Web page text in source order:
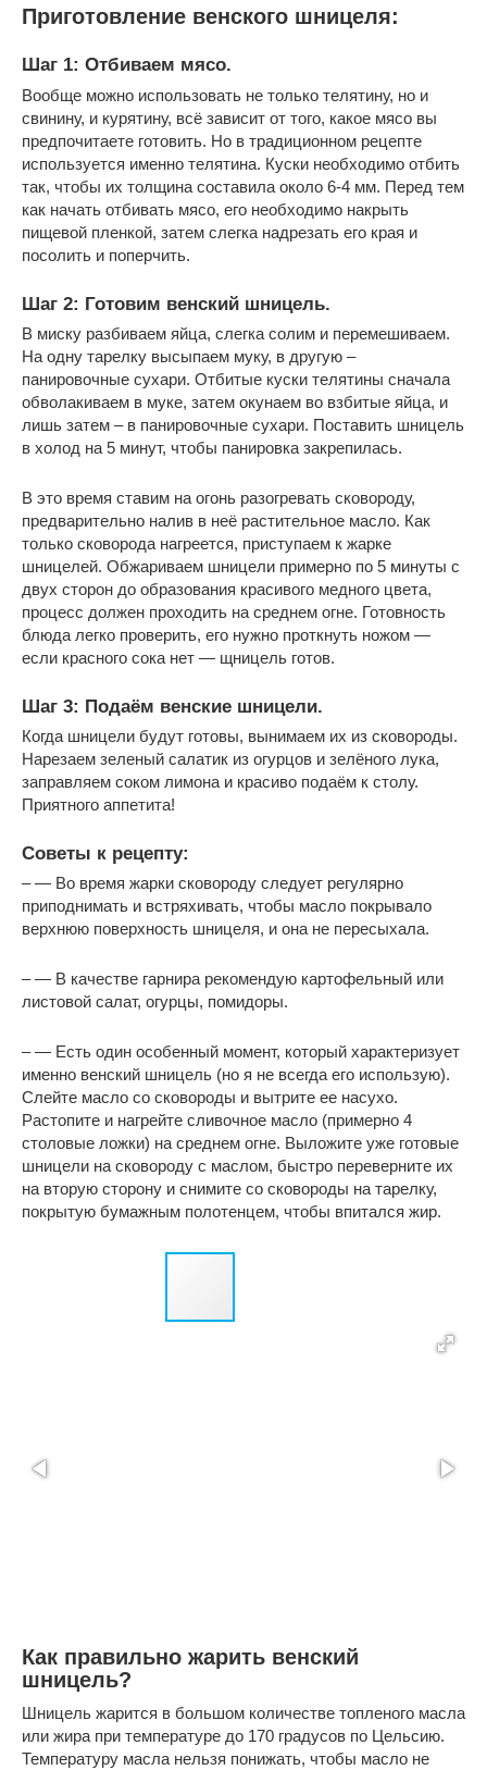
Приготовление венского шницеля:
Шаг 1: Отбиваем мясо.
Вообще можно использовать не только телятину, но и
свинину, и курятину, всё зависит от того, какое мясо вы
предпочитаете готовить. Но в традиционном рецепте
используется именно телятина. Куски необходимо отбить
так, чтобы их толщина составила около 6-4 мм. Перед тем
как начать отбивать мясо, его необходимо накрыть
пищевой пленкой, затем слегка надрезать его края и
посолить и поперчить.
Шаг 2: Готовим венский шницель.
В миску разбиваем яйца, слегка солим и перемешиваем.
На одну тарелку высыпаем муку, в другую –
панировочные сухари. Отбитые куски телятины сначала
обволакиваем в муке, затем окунаем во взбитые яйца, и
лишь затем – в панировочные сухари. Поставить шницель
в холод на 5 минут, чтобы панировка закрепилась.
В это время ставим на огонь разогревать сковороду,
предварительно налив в неё растительное масло. Как
только сковорода нагреется, приступаем к жарке
шницелей. Обжариваем шницели примерно по 5 минуты с
двух сторон до образования красивого медного цвета,
процесс должен проходить на среднем огне. Готовность
блюда легко проверить, его нужно проткнуть ножом —
если красного сока нет — щницель готов.
Шаг 3: Подаём венские шницели.
Когда шницели будут готовы, вынимаем их из сковороды.
Нарезаем зеленый салатик из огурцов и зелёного лука,
заправляем соком лимона и красиво подаём к столу.
Приятного аппетита!
Советы к рецепту:
– — Во время жарки сковороду следует регулярно
приподнимать и встряхивать, чтобы масло покрывало
верхнюю поверхность шницеля, и она не пересыхала.
– — В качестве гарнира рекомендую картофельный или
листовой салат, огурцы, помидоры.
– — Есть один особенный момент, который характеризует
именно венский шницель (но я не всегда его использую).
Слейте масло со сковороды и вытрите ее насухо.
Растопите и нагрейте сливочное масло (примерно 4
столовые ложки) на среднем огне. Выложите уже готовые
шницели на сковороду с маслом, быстро переверните их
на вторую сторону и снимите со сковороды на тарелку,
покрытую бумажным полотенцем, чтобы впитался жир.
Как правильно жарить венский
шницель?
Шницель жарится в большом количестве топленого масла
или жира при температуре до 170 градусов по Цельсию.
Температуру масла нельзя понижать, чтобы масло не